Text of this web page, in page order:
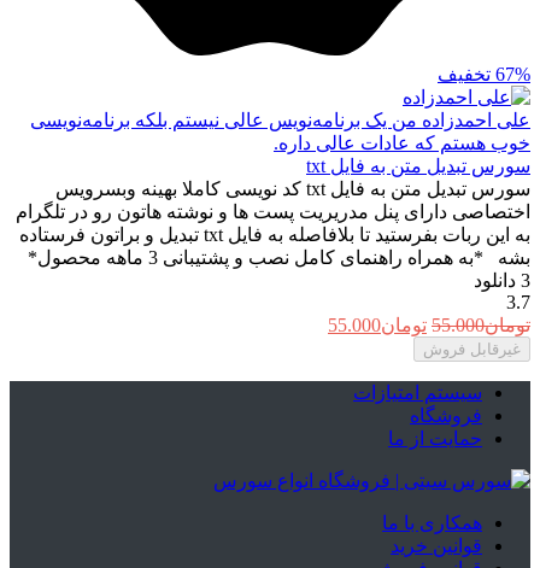
67% تخفیف
علی احمدزاده من یک برنامه‌نویس عالی نیستم بلکه برنامه‌نویسی
خوب هستم که عادات عالی داره.
سورس تبدیل متن به فایل txt
سورس تبدیل متن به فایل txt کد نویسی کاملا بهینه وبسرویس
اختصاصی دارای پنل مدریریت پست ها و نوشته هاتون رو در تلگرام
به این ربات بفرستید تا بلافاصله به فایل txt تبدیل و براتون فرستاده
بشه *به همراه راهنمای کامل نصب و پشتیبانی 3 ماهه محصول*
3 دانلود
3.7
تومان55.000 قیمت
بود.
تومان55.000
غیرقابل فروش
سیستم امتیازات
فروشگاه
حمایت از ما
همکاری با ما
قوانین خرید